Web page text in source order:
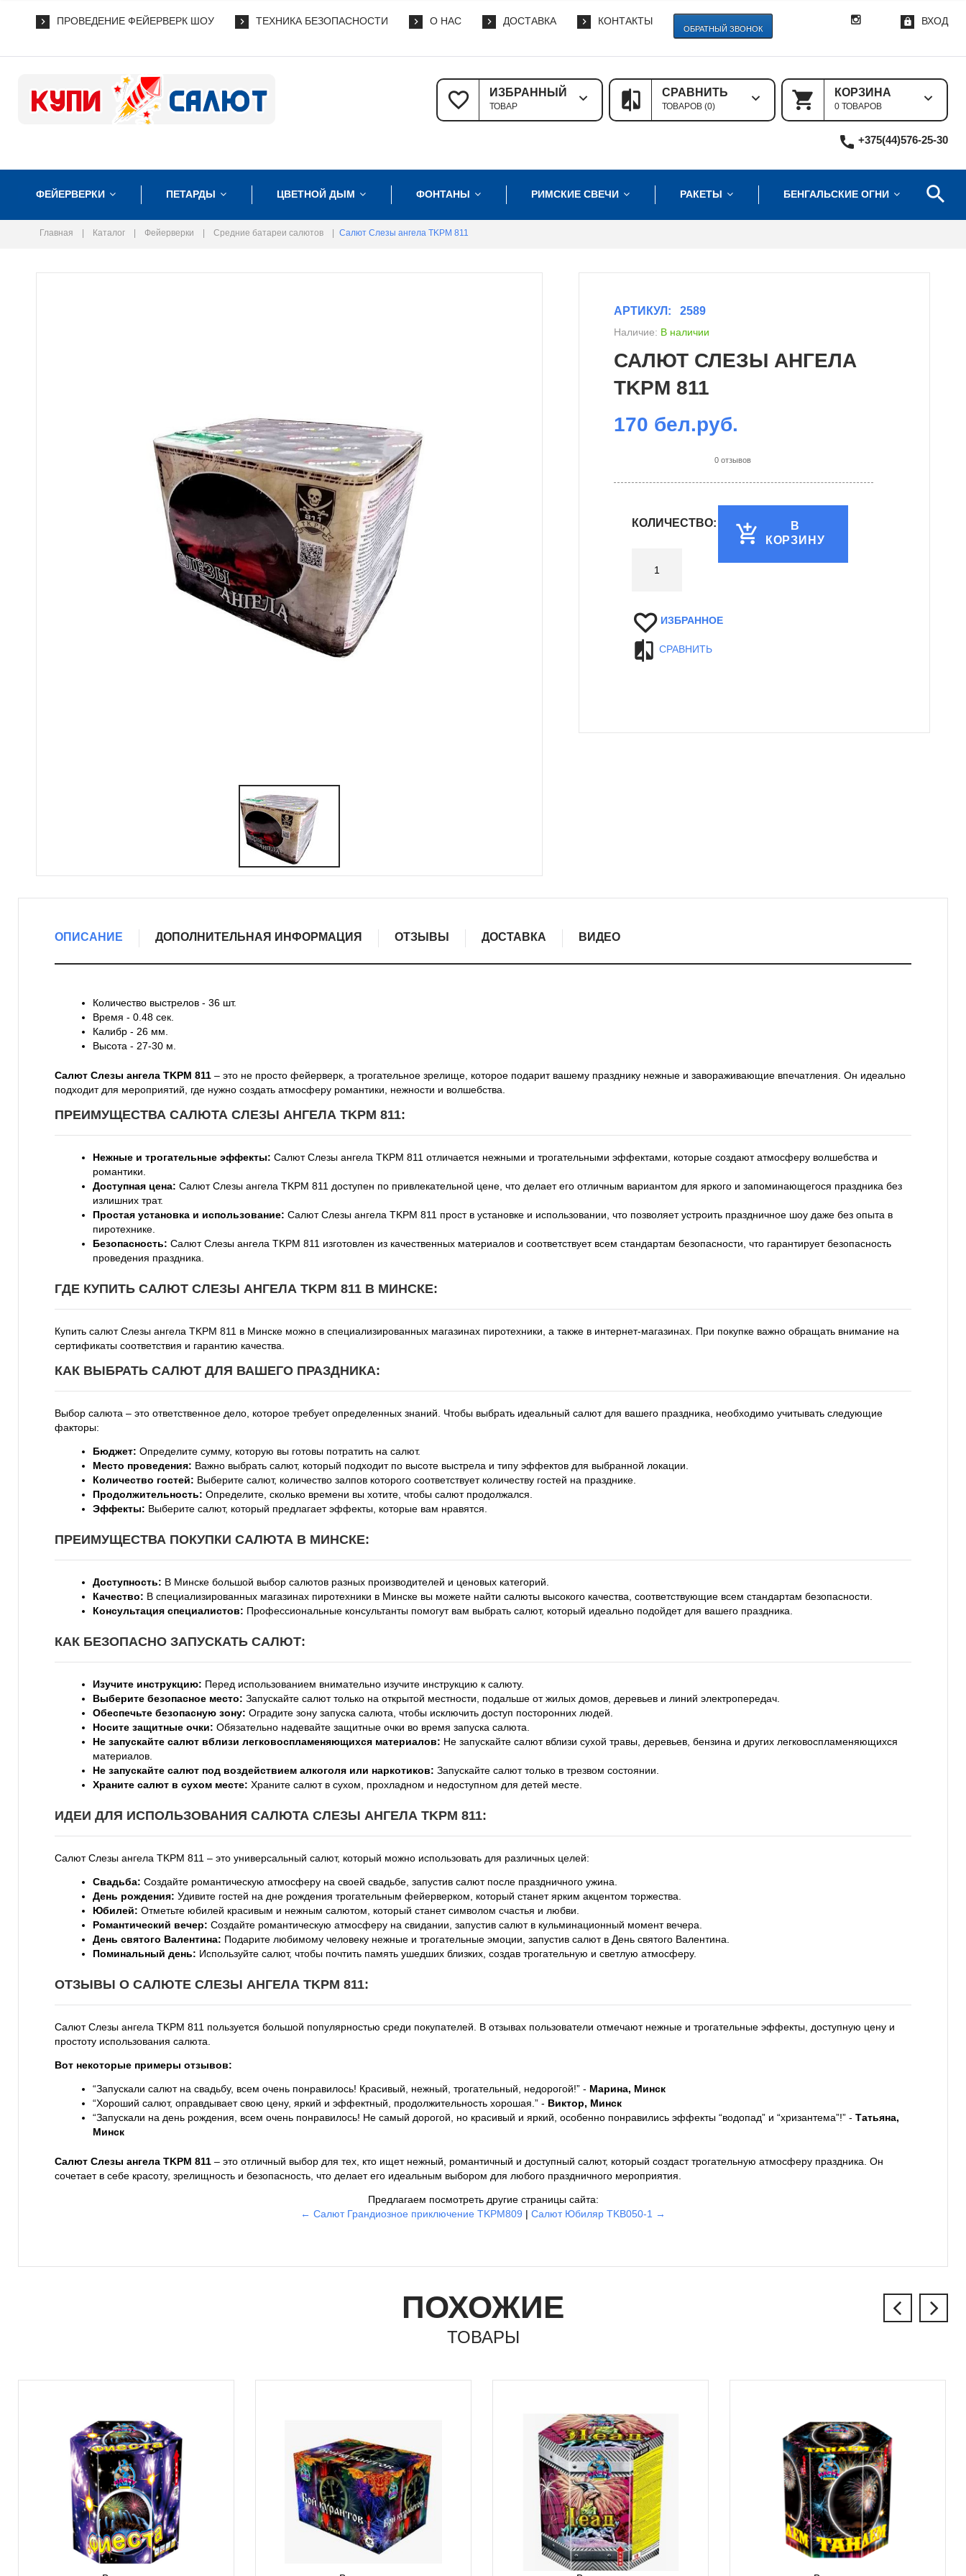
ПРОВЕДЕНИЕ ФЕЙЕРВЕРК ШОУ ТЕХНИКА БЕЗОПАСНОСТИ О НАС ДОСТАВКА КОНТАКТЫ ВХОД
ОБРАТНЫЙ ЗВОНОК
КОРЗИНА
0 ТОВАРОВ
СРАВНИТЬ
ТОВАРОВ (0)
ИЗБРАННЫЙ
ТОВАР
+375(44)576-25-30
ФЕЙЕРВЕРКИ ПЕТАРДЫ ЦВЕТНОЙ ДЫМ ФОНТАНЫ РИМСКИЕ СВЕЧИ РАКЕТЫ БЕНГАЛЬСКИЕ ОГНИ
Главная Каталог Фейерверки Средние батареи салютов Салют Слезы ангела TKPM 811
АРТИКУЛ: 2589
Наличие: В наличии
САЛЮТ СЛЕЗЫ АНГЕЛА
TKPM 811
170 бел.руб.
0 отзывов
КОЛИЧЕСТВО:
В
КОРЗИНУ
ИЗБРАННОЕ
СРАВНИТЬ
ОПИСАНИЕ ДОПОЛНИТЕЛЬНАЯ ИНФОРМАЦИЯ ОТЗЫВЫ ДОСТАВКА ВИДЕО
Количество выстрелов - 36 шт.
Время - 0.48 сек.
Калибр - 26 мм.
Высота - 27-30 м.
Салют Слезы ангела TKPM 811 – это не просто фейерверк, а трогательное зрелище, которое подарит вашему празднику нежные и завораживающие впечатления. Он идеально
подходит для мероприятий, где нужно создать атмосферу романтики, нежности и волшебства.
ПРЕИМУЩЕСТВА САЛЮТА СЛЕЗЫ АНГЕЛА TKPM 811:
Нежные и трогательные эффекты: Салют Слезы ангела TKPM 811 отличается нежными и трогательными эффектами, которые создают атмосферу волшебства и
романтики.
Доступная цена: Салют Слезы ангела TKPM 811 доступен по привлекательной цене, что делает его отличным вариантом для яркого и запоминающегося праздника без
излишних трат.
Простая установка и использование: Салют Слезы ангела TKPM 811 прост в установке и использовании, что позволяет устроить праздничное шоу даже без опыта в
пиротехнике.
Безопасность: Салют Слезы ангела TKPM 811 изготовлен из качественных материалов и соответствует всем стандартам безопасности, что гарантирует безопасность
проведения праздника.
ГДЕ КУПИТЬ САЛЮТ СЛЕЗЫ АНГЕЛА TKPM 811 В МИНСКЕ:
Купить салют Слезы ангела TKPM 811 в Минске можно в специализированных магазинах пиротехники, а также в интернет-магазинах. При покупке важно обращать внимание на
сертификаты соответствия и гарантию качества.
КАК ВЫБРАТЬ САЛЮТ ДЛЯ ВАШЕГО ПРАЗДНИКА:
Выбор салюта – это ответственное дело, которое требует определенных знаний. Чтобы выбрать идеальный салют для вашего праздника, необходимо учитывать следующие
факторы:
Бюджет: Определите сумму, которую вы готовы потратить на салют.
Место проведения: Важно выбрать салют, который подходит по высоте выстрела и типу эффектов для выбранной локации.
Количество гостей: Выберите салют, количество залпов которого соответствует количеству гостей на празднике.
Продолжительность: Определите, сколько времени вы хотите, чтобы салют продолжался.
Эффекты: Выберите салют, который предлагает эффекты, которые вам нравятся.
ПРЕИМУЩЕСТВА ПОКУПКИ САЛЮТА В МИНСКЕ:
Доступность: В Минске большой выбор салютов разных производителей и ценовых категорий.
Качество: В специализированных магазинах пиротехники в Минске вы можете найти салюты высокого качества, соответствующие всем стандартам безопасности.
Консультация специалистов: Профессиональные консультанты помогут вам выбрать салют, который идеально подойдет для вашего праздника.
КАК БЕЗОПАСНО ЗАПУСКАТЬ САЛЮТ:
Изучите инструкцию: Перед использованием внимательно изучите инструкцию к салюту.
Выберите безопасное место: Запускайте салют только на открытой местности, подальше от жилых домов, деревьев и линий электропередач.
Обеспечьте безопасную зону: Оградите зону запуска салюта, чтобы исключить доступ посторонних людей.
Носите защитные очки: Обязательно надевайте защитные очки во время запуска салюта.
Не запускайте салют вблизи легковоспламеняющихся материалов: Не запускайте салют вблизи сухой травы, деревьев, бензина и других легковоспламеняющихся
материалов.
Не запускайте салют под воздействием алкоголя или наркотиков: Запускайте салют только в трезвом состоянии.
Храните салют в сухом месте: Храните салют в сухом, прохладном и недоступном для детей месте.
ИДЕИ ДЛЯ ИСПОЛЬЗОВАНИЯ САЛЮТА СЛЕЗЫ АНГЕЛА TKPM 811:
Салют Слезы ангела TKPM 811 – это универсальный салют, который можно использовать для различных целей:
Свадьба: Создайте романтическую атмосферу на своей свадьбе, запустив салют после праздничного ужина.
День рождения: Удивите гостей на дне рождения трогательным фейерверком, который станет ярким акцентом торжества.
Юбилей: Отметьте юбилей красивым и нежным салютом, который станет символом счастья и любви.
Романтический вечер: Создайте романтическую атмосферу на свидании, запустив салют в кульминационный момент вечера.
День святого Валентина: Подарите любимому человеку нежные и трогательные эмоции, запустив салют в День святого Валентина.
Поминальный день: Используйте салют, чтобы почтить память ушедших близких, создав трогательную и светлую атмосферу.
ОТЗЫВЫ О САЛЮТЕ СЛЕЗЫ АНГЕЛА TKPM 811:
Салют Слезы ангела TKPM 811 пользуется большой популярностью среди покупателей. В отзывах пользователи отмечают нежные и трогательные эффекты, доступную цену и
простоту использования салюта.
Вот некоторые примеры отзывов:
“Запускали салют на свадьбу, всем очень понравилось! Красивый, нежный, трогательный, недорогой!” - Марина, Минск
“Хороший салют, оправдывает свою цену, яркий и эффектный, продолжительность хорошая.” - Виктор, Минск
“Запускали на день рождения, всем очень понравилось! Не самый дорогой, но красивый и яркий, особенно понравились эффекты “водопад” и “хризантема”!” - Татьяна,
Минск
Салют Слезы ангела TKPM 811 – это отличный выбор для тех, кто ищет нежный, романтичный и доступный салют, который создаст трогательную атмосферу праздника. Он
сочетает в себе красоту, зрелищность и безопасность, что делает его идеальным выбором для любого праздничного мероприятия.
Предлагаем посмотреть другие страницы сайта:
← Салют Грандиозное приключение TKPM809 | Салют Юбиляр TKB050-1 →
ПОХОЖИЕ
ТОВАРЫ